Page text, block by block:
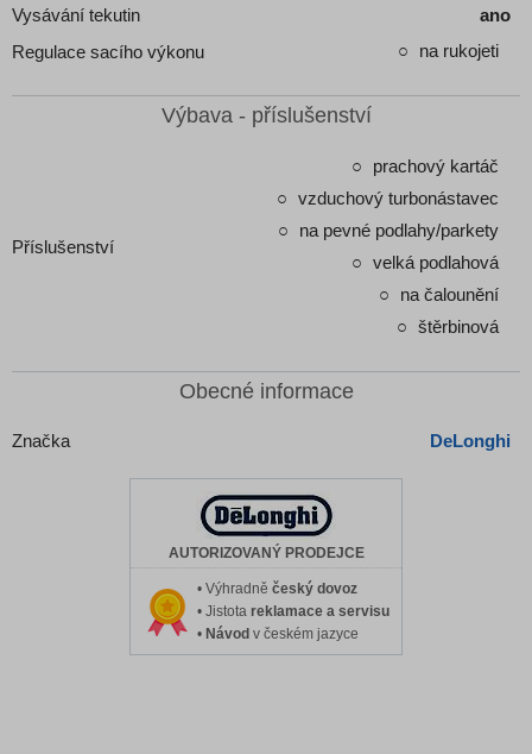
Vysávání tekutin
ano
Regulace sacího výkonu
na rukojeti
Výbava - příslušenství
Příslušenství
prachový kartáč
vzduchový turbonástavec
na pevné podlahy/parkety
velká podlahová
na čalounění
štěrbinová
Obecné informace
Značka DeLonghi
AUTORIZOVANÝ PRODEJCE
• Výhradně český dovoz
• Jistota reklamace a servisu
• Návod v českém jazyce